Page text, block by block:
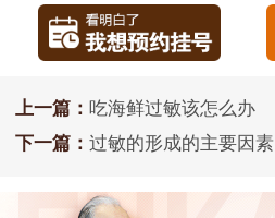
上一篇： 吃海鲜过敏该怎么办
下一篇： 过敏的形成的主要因素